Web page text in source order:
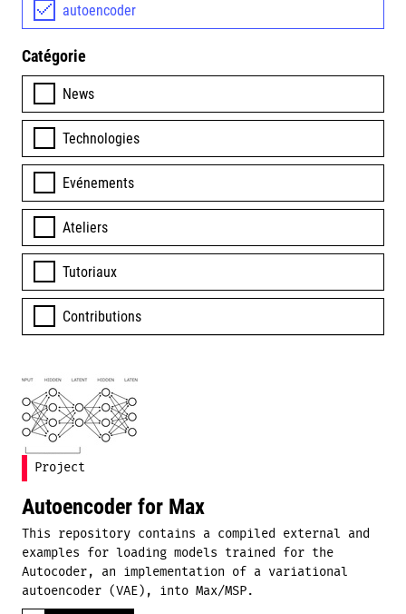
autoencoder
Catégorie
News
Technologies
Evénements
Ateliers
Tutoriaux
Contributions
Project
Autoencoder for Max
This repository contains a compiled external and
examples for loading models trained for the
Autocoder, an implementation of a variational
autoencoder (VAE), into Max/MSP.